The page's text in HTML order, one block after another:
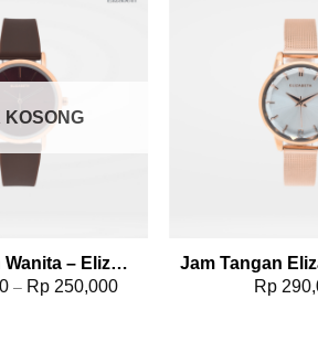
Add to wishlist
KOSONG
Jam Tangan Wanita – Elizabeth | Rubber Strap 2206-0088
– Rp250,000
Rp